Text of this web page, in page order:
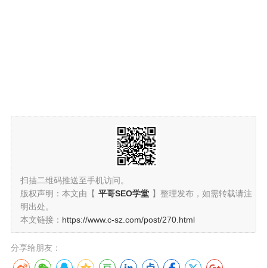
扫描二维码推送至手机访问。
版权声明：本文由【 平哥SEO学堂 】整理发布，如需转载请注
明出处。
本文链接： https://www.c-sz.com/post/270.html
分享给朋友：